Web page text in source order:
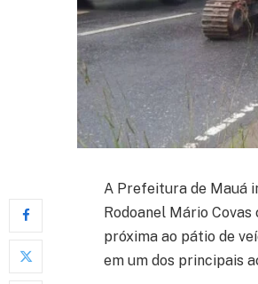
A Prefeitura de Mauá
Rodoanel Mário
próxima ao pátio de
em um dos principais